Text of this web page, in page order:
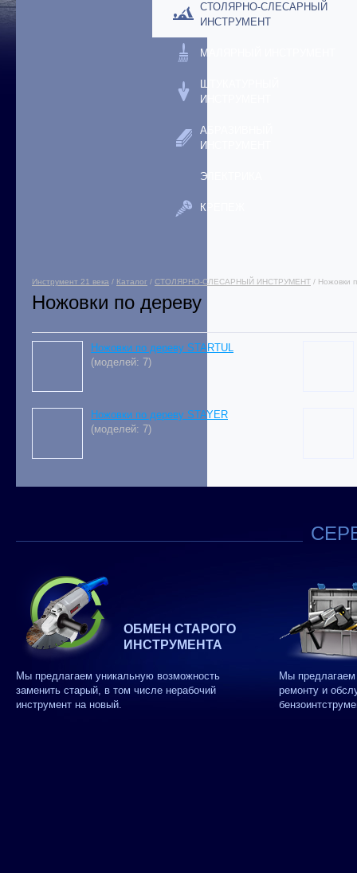
СТОЛЯРНО-СЛЕСАРНЫЙ
ИНСТРУМЕНТ
МАЛЯРНЫЙ ИНСТРУМЕНТ
ШТУКАТУРНЫЙ
ИНСТРУМЕНТ
АБРАЗИВНЫЙ
ИНСТРУМЕНТ
ЭЛЕКТРИКА
КРЕПЕЖ
Инструмент 21 века / Каталог / СТОЛЯРНО-СЛЕСАРНЫЙ ИНСТРУМЕНТ / Ножовки
Ножовки по дереву
Ножовки по дереву STARTUL
(моделей: 7)
Ножовки по дереву STAYER
(моделей: 7)
ОБМЕН СТАРОГО
ИНСТРУМЕНТА
Мы предлагаем уникальную возможность
заменить старый, в том числе нерабочий
инструмент на новый.
Мы
ремонту и